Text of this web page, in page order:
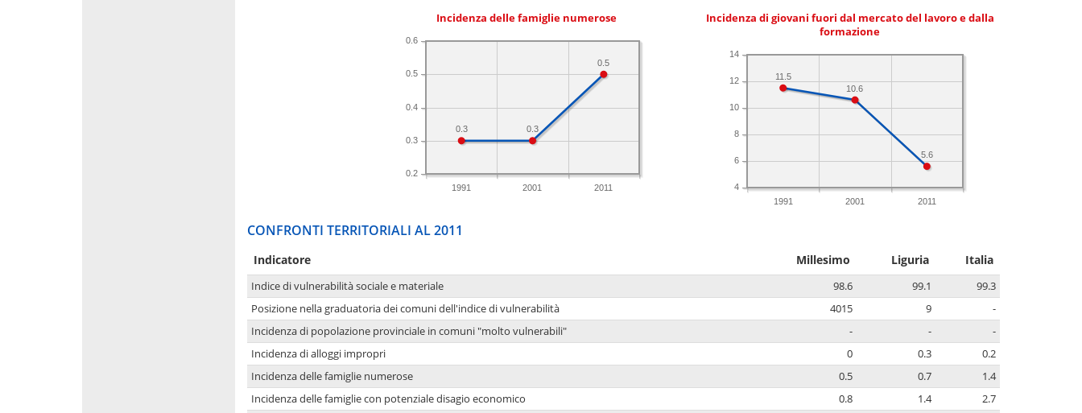
Incidenza delle famiglie numerose
1991 2001 2011
0.2
0.3
0.4
0.5
0.6
0.5
0.3
0.3
Incidenza di giovani fuori dal mercato del lavoro e dalla
formazione
1991 2001 2011
4
6
8
10
12
14
5.6
10.6
11.5
CONFRONTI TERRITORIALI AL 2011
Indicatore Millesimo Liguria Italia
Indice di vulnerabilità sociale e materiale 98.6 99.1
99.3
Posizione nella graduatoria dei comuni dell'indice di vulnerabilità
4015 9
-
Incidenza di popolazione provinciale in comuni "molto vulnerabili"
- -
-
Incidenza di alloggi impropri
0 0.3
0.2
Incidenza delle famiglie numerose
0.5 0.7
1.4
Incidenza delle famiglie con potenziale disagio economico
0.8 1.4
2.7